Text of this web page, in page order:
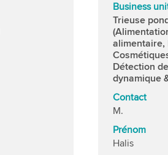
Business
Trieuse
alimentaire,
Détection
dynamique
Contact
M.
Prénom
Halis